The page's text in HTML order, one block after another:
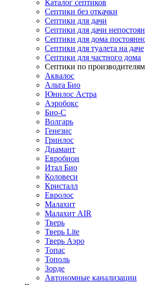
Каталог септиков
Септики без откачки
Септики для дачи
Септики для дачи
Септики для дома
Септики для туалета на даче
Септики для частного дома
Септики по
Аквалос
Альта Био
Юнилос Астра
Аэробокс
Био-С
Волгарь
Генезис
Гринлос
Диамант
Евробион
Итал Био
Коловеси
Кристалл
Евролос
Малахит
Малахит AIR
Тверь
Тверь Lite
Тверь Аэро
Топас
Тополь
Зорде
Автономные канализации